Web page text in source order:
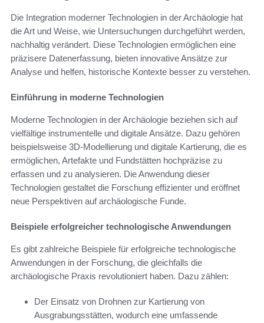
Die Integration moderner Technologien in der Archäologie hat
die Art und Weise, wie Untersuchungen durchgeführt werden,
nachhaltig verändert. Diese Technologien ermöglichen eine
präzisere Datenerfassung, bieten innovative Ansätze zur
Analyse und helfen, historische Kontexte besser zu verstehen.
Einführung in moderne Technologien
Moderne Technologien in der Archäologie beziehen sich auf
vielfältige instrumentelle und digitale Ansätze. Dazu gehören
beispielsweise 3D-Modellierung und digitale Kartierung, die es
ermöglichen, Artefakte und Fundstätten hochpräzise zu
erfassen und zu analysieren. Die Anwendung dieser
Technologien gestaltet die Forschung effizienter und eröffnet
neue Perspektiven auf archäologische Funde.
Beispiele erfolgreicher technologische Anwendungen
Es gibt zahlreiche Beispiele für erfolgreiche technologische
Anwendungen in der Forschung, die gleichfalls die
archäologische Praxis revolutioniert haben. Dazu zählen:
Der Einsatz von Drohnen zur Kartierung von
Ausgrabungsstätten, wodurch eine umfassende